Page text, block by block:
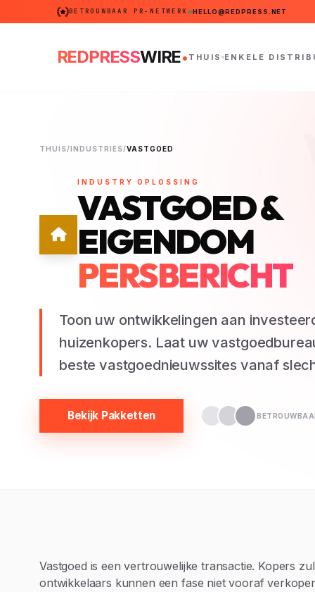
BETROUWBAAR PR-NETWERK HELLO@REDPRESS.NET
REDPRESSWIRE. THUIS ENKELE
THUIS/INDUSTRIES/VASTGOED
INDUSTRY OPLOSSING
VASTGOED &
EIGENDOM
PERSBERICHT
Toon uw ontwikkelingen aan
huizenkopers. Laat uw
beste vastgoednieuwssites vanaf
Bekijk Pakketten
Vastgoed is een vertrouwelijke transactie. Kopers
ontwikkelaars kunnen een fase niet vooraf